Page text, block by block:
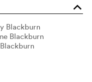
o
Blackburn
Blackburn